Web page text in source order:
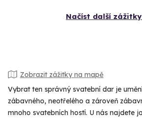
Načíst další zážitky
Zobrazit zážitky na mapě
Vybrat ten správný svatební dar je
zábavného, neotřelého a zároveň
mnoho svatebních hostí. U nás najdete